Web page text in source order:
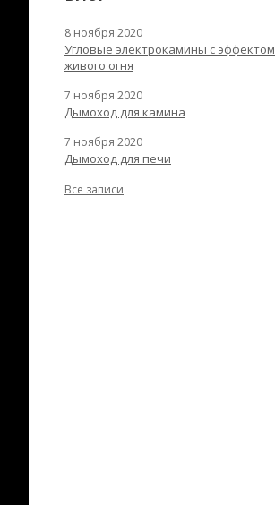
8 ноября 2020
Угловые электрокамины с эффектом
живого огня
7 ноября 2020
Дымоход для камина
7 ноября 2020
Дымоход для печи
Все записи